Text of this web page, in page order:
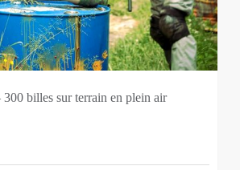
300 billes sur terrain en plein air